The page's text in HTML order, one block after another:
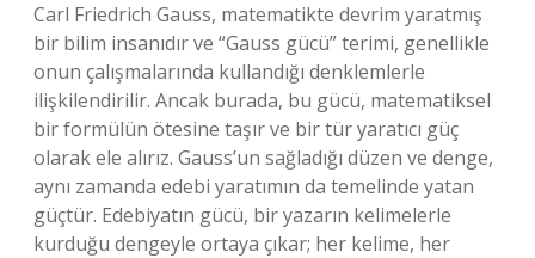
Carl Friedrich Gauss, matematikte devrim yaratmış
bir bilim insanıdır ve “Gauss gücü” terimi, genellikle
onun çalışmalarında kullandığı denklemlerle
ilişkilendirilir. Ancak burada, bu gücü, matematiksel
bir formülün ötesine taşır ve bir tür yaratıcı güç
olarak ele alırız. Gauss’un sağladığı düzen ve denge,
aynı zamanda edebi yaratımın da temelinde yatan
güçtür. Edebiyatın gücü, bir yazarın kelimelerle
kurduğu dengeyle ortaya çıkar; her kelime, her